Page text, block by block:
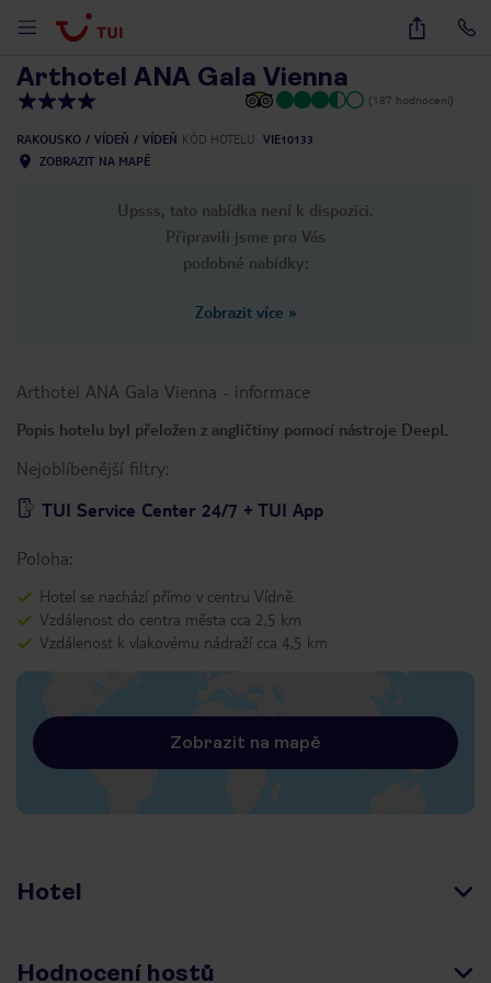
28
Arthotel ANA Gala Vienna
(187 hodnocení)
RAKOUSKO VÍDEŇ VÍDEŇ KÓD HOTELU
VIE10133
ZOBRAZIT NA MAPĚ
Upsss, tato nabídka není k dispozici.
Připravili jsme pro Vás
podobné nabídky:
Zobrazit více »
Arthotel ANA Gala Vienna - informace
Popis hotelu byl přeložen z angličtiny pomocí nástroje DeepL
Nejoblíbenější filtry:
TUI Service Center 24/7 + TUI App
Poloha:
Hotel se nachází přímo v centru Vídně.
Vzdálenost do centra města cca 2,5 km
Vzdálenost k vlakovému nádraží cca 4,5 km
Zobrazit na mapě
Hotel
Hodnocení hostů